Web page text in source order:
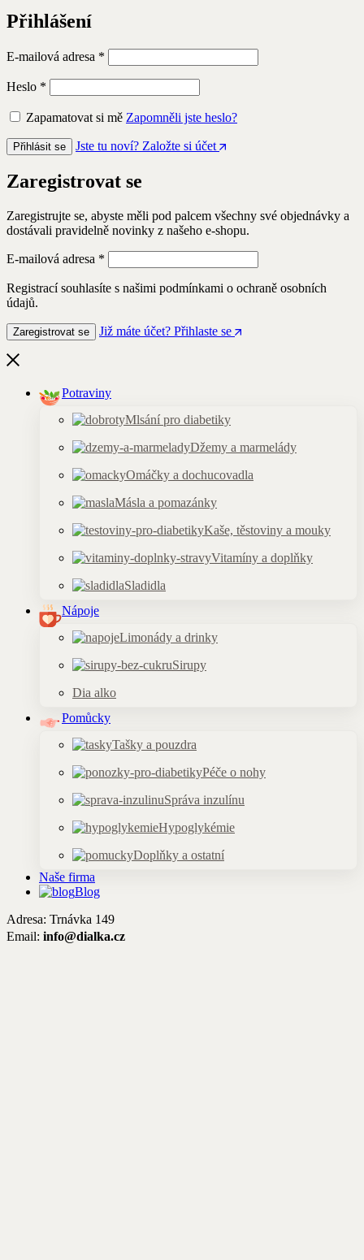
Přihlášení
E-mailová adresa *
Heslo *
Zapamatovat si mě Zapomněli jste heslo?
Přihlásit se Jste tu noví? Založte si účet
Zaregistrovat se
Zaregistrujte se, abyste měli pod palcem všechny své objednávky a
dostávali pravidelně novinky z našeho e-shopu.
E-mailová adresa *
Registrací souhlasíte s našimi podmínkami o ochraně osobních
údajů.
Zaregistrovat se Již máte účet? Přihlaste se
Potraviny
Mlsání pro diabetiky
Džemy a marmelády
Omáčky a dochucovadla
Másla a pomazánky
Kaše, těstoviny a mouky
Vitamíny a doplňky
Sladidla
Nápoje
Limonády a drinky
Sirupy
Dia alko
Pomůcky
Tašky a pouzdra
Péče o nohy
Správa inzulínu
Hypoglykémie
Doplňky a ostatní
Naše firma
Blog
Adresa: Trnávka 149
Email: info@dialka.cz